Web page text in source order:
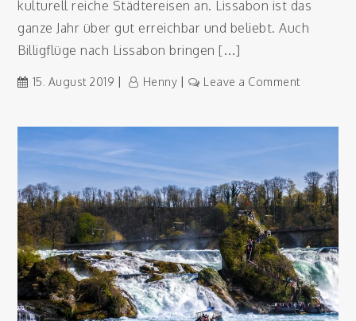
kulturell reiche Städtereisen an. Lissabon ist das
ganze Jahr über gut erreichbar und beliebt. Auch
Billigflüge nach Lissabon bringen […]
15. August 2019 Henny Leave a Commenton